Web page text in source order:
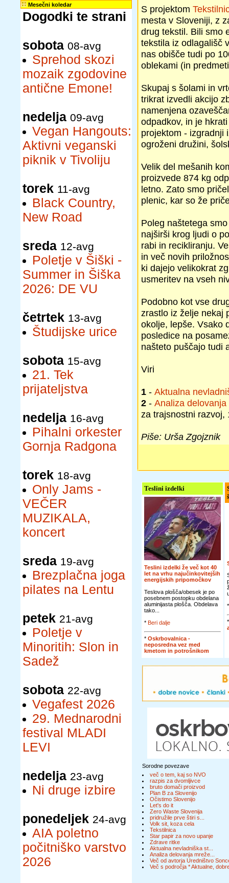
Mesečni koledar
Dogodki te strani
sobota 08-avg
Sprehod skozi
mozaik zgodovine
antične Emone!
nedelja 09-avg
Vegan Hangouts:
Aktivni veganski
piknik v Tivoliju
torek 11-avg
Black Country,
New Road
sreda 12-avg
Poletje v Šiški -
Summer in Šiška
2026: DE VU
četrtek 13-avg
Študijske urice
sobota 15-avg
21. Tek
prijateljstva
nedelja 16-avg
Pihalni orkester
Gornja Radgona
torek 18-avg
Only Jams -
VEČER
MUZIKALA,
koncert
sreda 19-avg
Brezplačna joga
pilates na Lentu
petek 21-avg
Poletje v
Minoritih: Slon in
Sadež
sobota 22-avg
Vegafest 2026
29. Mednarodni
festival MLADI
LEVI
nedelja 23-avg
Ni druge izbire
ponedeljek 24-avg
AIA poletno
počitniško varstvo
2026
S projektom
mesta v Sloveniji, z
drug tekstil. Bili smo
tekstila iz odlagališč
nas obišče tudi po
oblekami (in
Skupaj s šolami in
trikrat izvedli akcijo
namenjena
odpadkov, in je
projektom - izgradnji
ogroženi družini,
Velik del mešanih
proizvede 874 kg
letno. Zato smo
plenic, kar so že
Poleg naštetega
najširši krog ljudi o
rabi in recikliranju.
in več novih
ki dajejo velikokrat
usmeritev na vseh
Podobno kot vse
zrastlo iz želje nekaj
okolje, lepše. Vsako
posledice na
našteto puščajo tudi
Viri
1 - Aktualna
2 - Analiza
za trajsnostni razvoj,
Piše: Urša Zgojznik
Teslini izdelki
Teslini izdelki že več kot 40
let na vrhu najučinkovitejših
energijskih pripomočkov
Teslova plošča/obesek je po
posebnem postopku obdelana
aluminijasta plošča. Obdelava
tako...
* Beri dalje
* Oskrbovalnica -
neposredna vez med
kmetom in potrošnikom
Sorodne povezave
več o tem, kaj so NVO
razpis za dvomljivce
bruto domači proizvod
Plan B za Slovenijo
Očistimo Slovenijo
Let's do it
Zero Waste Slovenija
pridružile prve štiri s...
Volk sit, koza cela
Tekstilnica
Star papir za novo upanje
Zdrave ritke
Aktualna nevladniška st...
Analiza delovanja mreže...
Več od avtorja Uredništvo
Več s področja * Aktualne,